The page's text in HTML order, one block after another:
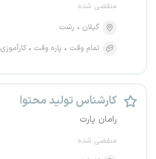
منقضی شده
گیلان
رشت
تمام وقت
پاره وقت کارآموزی
کارشناس تولید محتوا
رامان پارت
منقضی شده